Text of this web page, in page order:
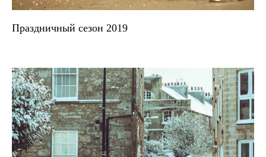
Праздничный сезон 2019